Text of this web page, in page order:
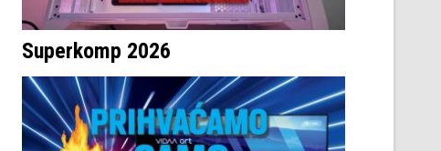
Superkomp 2026